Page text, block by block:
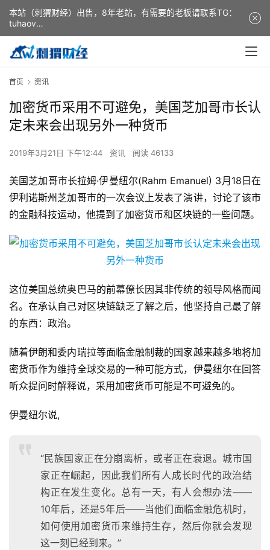
首页 资讯
加密货币采用不可避免，美国芝加哥市长认
定未来会出现另外一种货币
2019年3月21日 下午12:44 资讯 阅读 46133
美国芝加哥市长拉姆·伊曼纽尔(Rahm Emanuel) 3月18日在
伊利诺斯州芝加哥市的一次会议上发表了演讲，讨论了该市
的金融科技运动，他提到了加密货币和区块链的一些问题。
这位美国总统奥巴马的前幕僚长因其非传统的领导风格而闻
名。在承认自己对区块链缺乏了解之后，他坚持自己最了解
的东西：政治。
随着伊朗和委内瑞拉等面临金融制裁的国家越来越多地将加
密货币作为维持全球交易的一种可能方式，伊曼纽尔在回答
听众提问时解释说，采用加密货币可能是不可避免的。
伊曼纽尔说,
“民族国家正在分崩离析，或者正在衰退。城市国
家正在崛起，因此我们所有人成长时代的政治结
构正在发生变化。总有一天，有人会想办法——
10年后，还是5年后——当他们面临金融危机时，
如何使用加密货币来维持生存，然后你就会发现
这一刻已经到来。”
本站（刺猬财经）出售，8年老站，有需要的老板请联系TG：
tuhaov
This website (ciweicaijing) is for sale. It is a 8-year-old
website. If you need it, please contact TG: tuhaov